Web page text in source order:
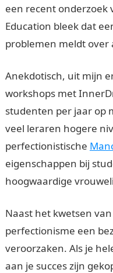
een recent
Education bleek dat
problemen meldt over
Anekdotisch, uit mijn
workshops met
studenten per jaar op
veel leraren hogere
perfectionistische
eigenschappen bij
hoogwaardige
Naast het kwetsen
perfectionisme een
veroorzaken. Als je
aan je succes zijn